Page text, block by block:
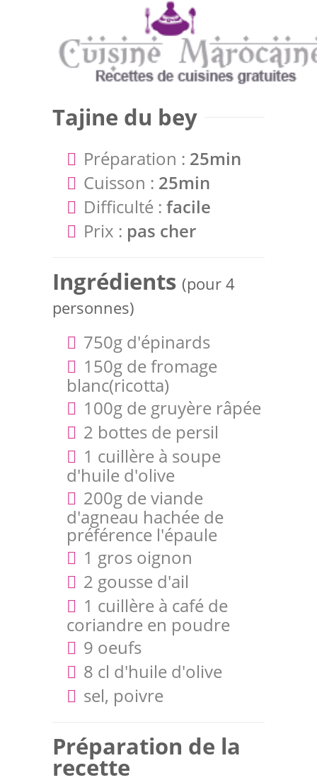
Tajine du bey
Préparation : 25min
Cuisson : 25min
Difficulté : facile
Prix : pas cher
Ingrédients (pour 4
personnes)
750g d'épinards
150g de fromage
blanc(ricotta)
100g de gruyère râpée
2 bottes de persil
1 cuillère à soupe
d'huile d'olive
200g de viande
d'agneau hachée de
préférence l'épaule
1 gros oignon
2 gousse d'ail
1 cuillère à café de
coriandre en poudre
9 oeufs
8 cl d'huile d'olive
sel, poivre
Préparation de la
recette